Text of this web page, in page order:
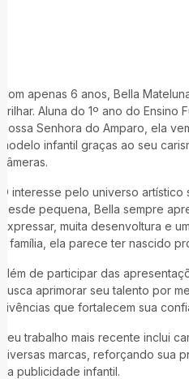
Com apenas 6 anos, Bella
brilhar. Aluna do 1º ano do Ensino
Nossa Senhora do Amparo, ela
modelo infantil graças ao seu
câmeras.
O interesse pelo universo
Desde pequena, Bella sempre
expressar, muita desenvoltura e
a família, ela parece ter nascido
Além de participar das
busca aprimorar seu talento por
vivências que fortalecem sua
Seu trabalho mais recente inclui
diversas marcas, reforçando sua
da publicidade infantil.